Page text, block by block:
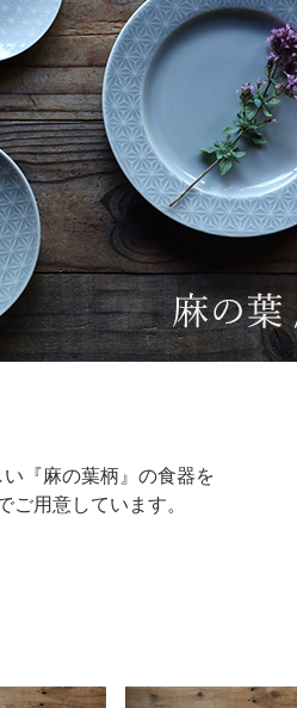
『麻の葉柄』の食器を
ご用意しています。